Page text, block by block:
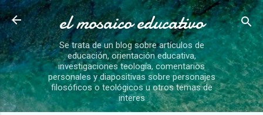
Ir al contenido principal
el mosaico educativo
Se trata de un blog sobre artículos de
educación, orientación educativa,
investigaciones teología, comentarios
personales y diapositivas sobre personajes
filosóficos o teológicos u otros temas de
interes